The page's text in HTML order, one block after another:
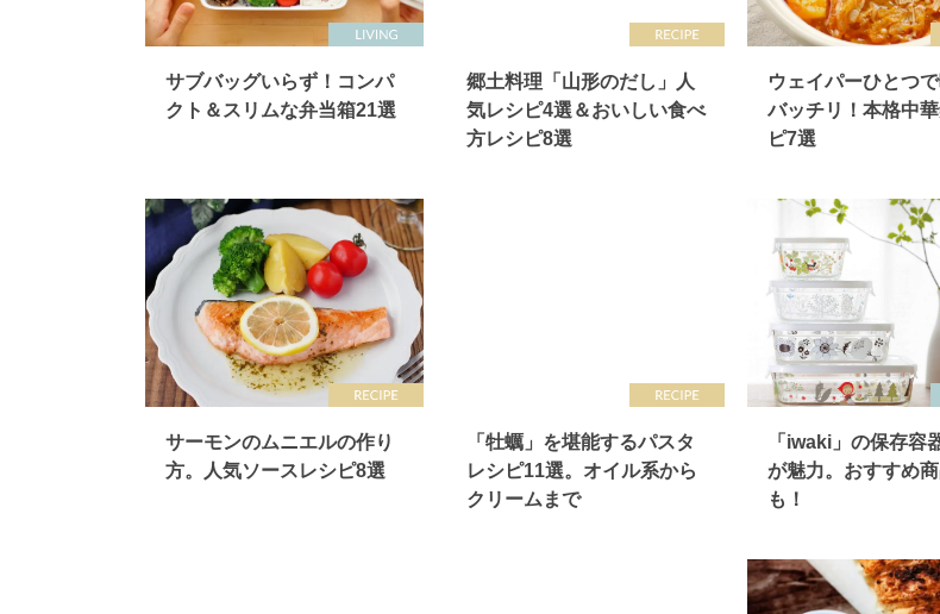
サブバッグいらず！コンパ
クト＆スリムな弁当箱21選
郷土料理「山形のだし」人
気レシピ4選＆おいしい食べ
方レシピ8選
ウェイパーひとつ
バッチリ！本格中
ピ7選
サーモンのムニエルの作り
方。人気ソースレシピ8選
「牡蠣」を堪能するパスタ
レシピ11選。オイル系から
クリームまで
「iwaki」の保存容
が魅力。おすすめ
も！